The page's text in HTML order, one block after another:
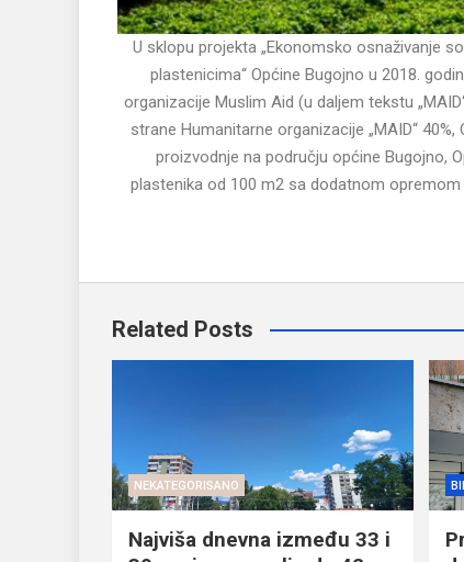
U sklopu projekta „Ekonomsko osnaživanje
plastenicima“ Općine Bugojno u 2018.
organizacije Muslim Aid (u daljem tekstu
strane Humanitarne organizacije „MAID“
proizvodnje na području općine Bugojno,
plastenika od 100 m2 sa dodatnom
Related Posts
NEKATEGORISANO
Najviša dnevna između 33 i